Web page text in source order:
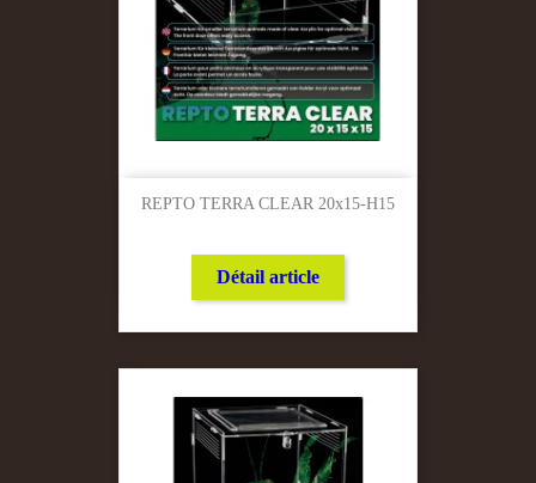
REPTO TERRA CLEAR 20x15-H15
Détail article